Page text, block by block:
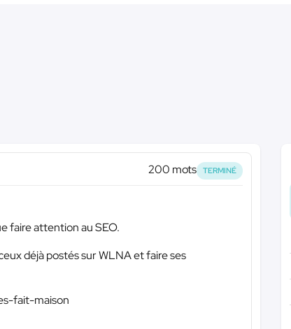
200 mots TERMINÉ
faire attention au SEO.
déjà postés sur WLNA et faire ses
fait-maison